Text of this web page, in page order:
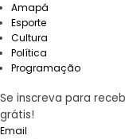
Amapá
Esporte
Cultura
Política
Programação
Se inscreva para
grátis!
Email